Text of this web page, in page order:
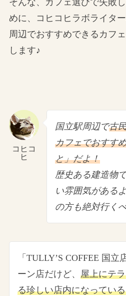
めに、コヒコヒラボライタ
周辺でおすすめできるカフ
します♪
コヒコ
ヒ
国立駅周辺で古
カフェでおすす
と」だよ！
歴史ある建造物
い雰囲気がある
の方も絶対行く
「TULLY’S COFFEE 国立
ーン店だけど、 屋上にテ
る珍しい店内になってい